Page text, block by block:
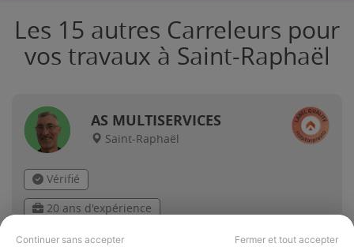
Continuer sans accepter Fermer et tout accepter
Les 15 autres Carreleurs pour
vos travaux à Saint-Raphaël
AS MULTISERVICES
Saint-Raphaël
Vérifié
20 ans d'expérience